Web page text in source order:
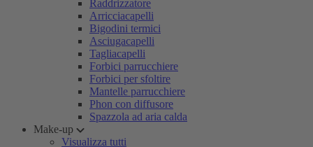
Raddrizzatore
Arricciacapelli
Bigodini termici
Asciugacapelli
Tagliacapelli
Forbici parrucchiere
Forbici per sfoltire
Mantelle parrucchiere
Phon con diffusore
Spazzola ad aria calda
Make-up
Visualizza tutti